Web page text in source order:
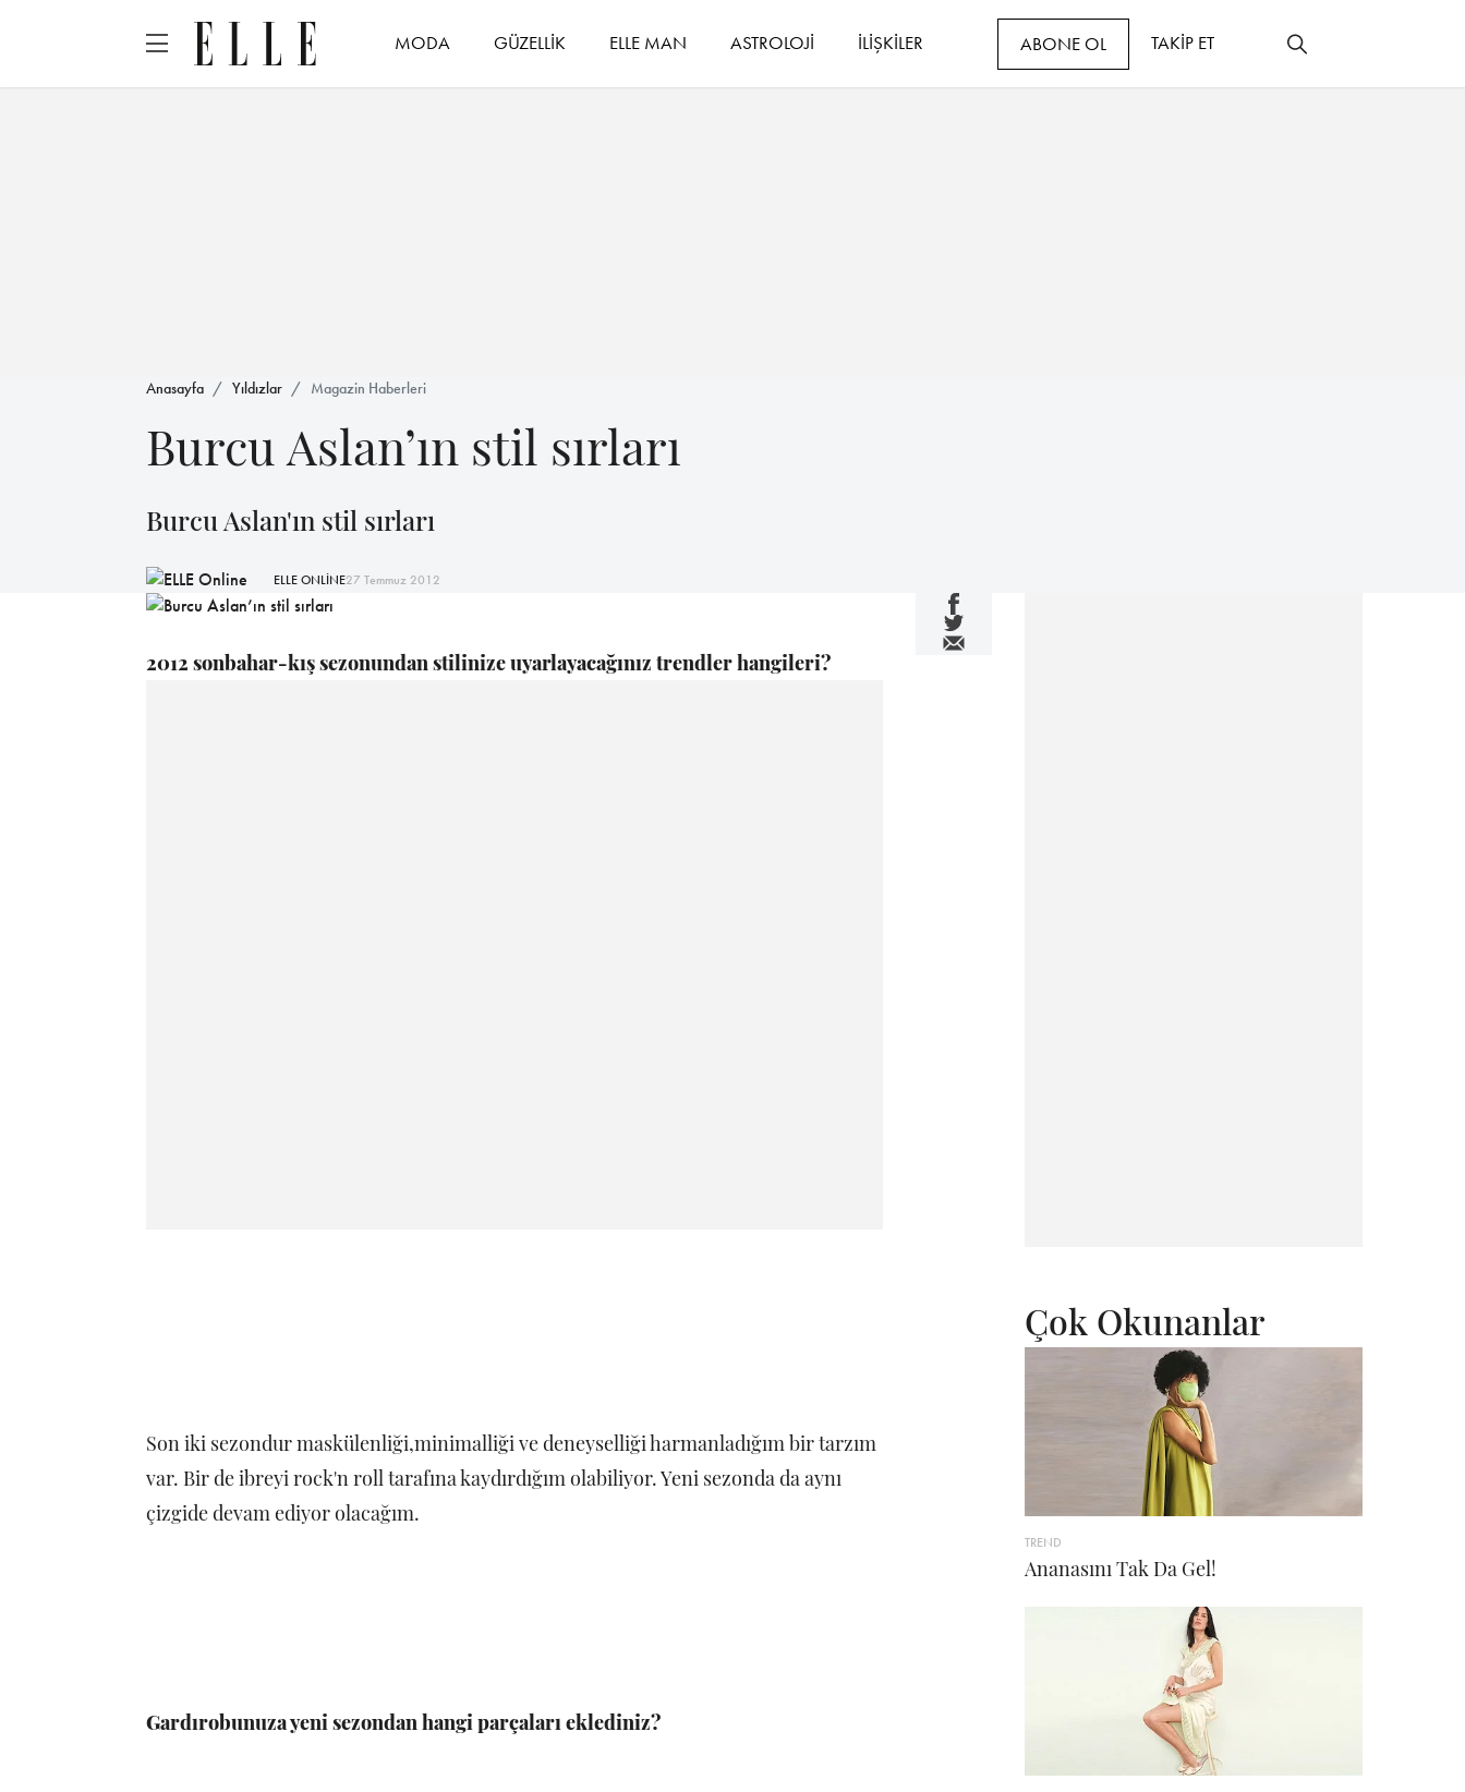
MODA GÜZELLİK ELLE MAN ASTROLOJİ İLİŞKİLER ABONE OL TAKİP ET
Anasayfa Yıldızlar Magazin Haberleri
Burcu Aslan’ın stil sırları
Burcu Aslan'ın stil sırları
ELLE ONLİNE27 Temmuz 2012
2012 sonbahar-kış sezonundan stilinize uyarlayacağınız trendler hangileri?
Son iki sezondur maskülenliği,minimalliği ve deneyselliği harmanladığım bir tarzım
var. Bir de ibreyi rock'n roll tarafına kaydırdığım olabiliyor. Yeni sezonda da aynı
çizgide devam ediyor olacağım.
Gardırobunuza yeni sezondan hangi parçaları eklediniz?
Çok Okunanlar
TREND
Ananasını Tak Da Gel!